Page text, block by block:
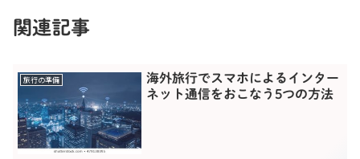
関連記事
旅行の準備
海外旅行でスマホによるインター
ネット通信をおこなう5つの方法